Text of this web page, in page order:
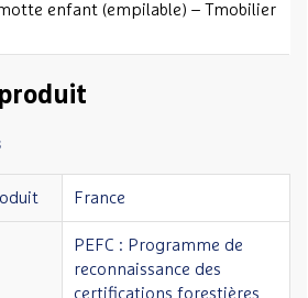
enfant (empilable) – Tmobilier
France
PEFC : Programme de
reconnaissance des
certifications forestières